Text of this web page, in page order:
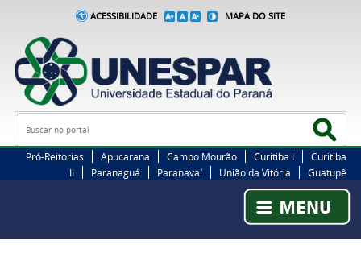
ACESSIBILIDADE MAPA DO SITE
Busca
Pró-Reitorias Apucarana Campo Mourão Curitiba I
Curitiba
II
Paranaguá Paranavaí União da Vitória Guatupê